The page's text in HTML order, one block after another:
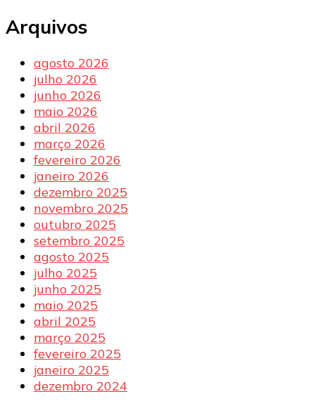
Arquivos
agosto 2026
julho 2026
junho 2026
maio 2026
abril 2026
março 2026
fevereiro 2026
janeiro 2026
dezembro 2025
novembro 2025
outubro 2025
setembro 2025
agosto 2025
julho 2025
junho 2025
maio 2025
abril 2025
março 2025
fevereiro 2025
janeiro 2025
dezembro 2024